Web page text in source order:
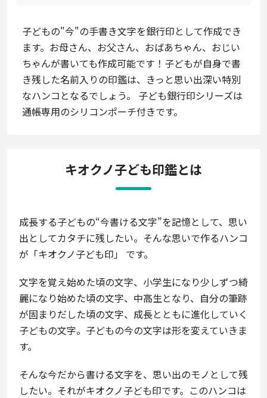
子どもの"今"の手書き文字を銀行印として作成でき
ます。お母さん、お父さん、おばあちゃん、おじい
ちゃんが書いても作成可能です！子どもが自身で書
き残した名前入りの印鑑は、きっと思い出深い特別
なハンコとなるでしょう。 子ども銀行印シリーズは
通帳専用のシリコンポーチ付きです。
キオクノ子ども印鑑とは
成長する子どもの“今書ける文字”を記憶として、思い
出としてカタチに残したい。そんな思いで作るハンコ
が「キオクノ子ども印」 です。
文字を覚え始めた頃の文字、小学生になり少しずつ綺
麗になり始めた頃の文字、中高生となり、自分の筆跡
が固まりだした頃の文字、成長とともに進化していく
子どもの文字。子どもの今の文字は形を変えていきま
す。
そんな今だから書ける文字を、思い出のモノとして残
したい。それがキオクノ子ども印です。このハンコは